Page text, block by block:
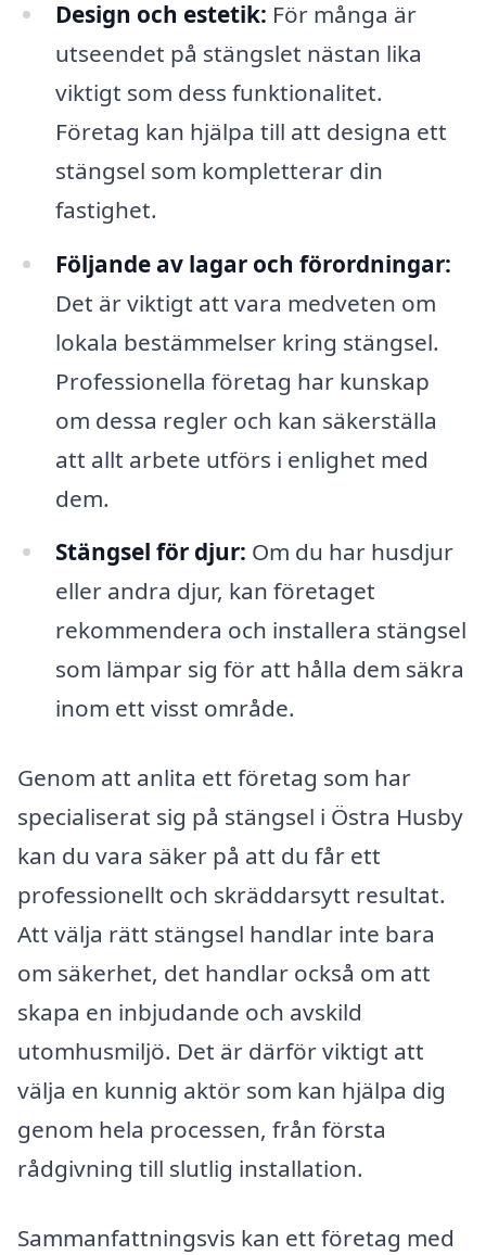
Design och estetik: För många är
utseendet på stängslet nästan lika
viktigt som dess funktionalitet.
Företag kan hjälpa till att designa ett
stängsel som kompletterar din
fastighet.
Följande av lagar och förordningar:
Det är viktigt att vara medveten om
lokala bestämmelser kring stängsel.
Professionella företag har kunskap
om dessa regler och kan säkerställa
att allt arbete utförs i enlighet med
dem.
Stängsel för djur: Om du har husdjur
eller andra djur, kan företaget
rekommendera och installera stängsel
som lämpar sig för att hålla dem säkra
inom ett visst område.
Genom att anlita ett företag som har
specialiserat sig på stängsel i Östra Husby
kan du vara säker på att du får ett
professionellt och skräddarsytt resultat.
Att välja rätt stängsel handlar inte bara
om säkerhet, det handlar också om att
skapa en inbjudande och avskild
utomhusmiljö. Det är därför viktigt att
välja en kunnig aktör som kan hjälpa dig
genom hela processen, från första
rådgivning till slutlig installation.
Sammanfattningsvis kan ett företag med